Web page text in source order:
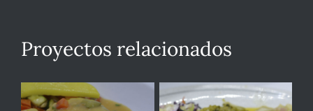
Proyectos relacionados